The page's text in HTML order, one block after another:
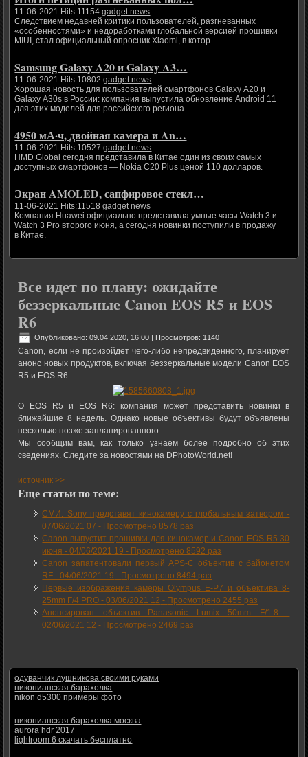
11-06-2021 Hits:11154gadget news
Следствием недавней критики пользователей, разгневанных
«особенностями» и недоработками глобальной версией прошивки
MIUI, стал официальный опросник Xiaomi, в котор...
Samsung Galaxy A20 и Galaxy A3…
11-06-2021 Hits:10802gadget news
Хорошая новость для пользователей смартфонов Galaxy A20 и
Galaxy A30s в России: компания выпустила обновление Android 11
для этих моделей для российского региона.
4950 мА·ч, двойная камера и An…
11-06-2021 Hits:10527gadget news
HMD Global сегодня представила в Китае один из своих самых
доступных смартфонов — Nokia C20 Plus ценой 110 долларов.
Экран AMOLED, сапфировое стекл…
11-06-2021 Hits:11518gadget news
Компания Huawei официально представила умные часы Watch 3 и
Watch 3 Pro второго июня, а сегодня новинки поступили в продажу
в Китае.
Все идет по плану: ожидайте
беззеркальные Canon EOS R5 и EOS
R6
Опубликовано: 09.04.2020, 16:00 | Просмотров: 1140
Canon, если не произойдет чего-либо непредвиденного, планирует
анонс новых продуктов, включая беззеркальные модели Canon EOS
R5 и EOS R6.
О EOS R5 и EOS R6: компания может представить новинки в
ближайшие 8 недель. Однако новые объективы будут объявлены
несколько позже запланированного.
Мы сообщим вам, как только узнаем более подробно об этих
сведениях. Следите за новостями на DPhotoWorld.net!
источник >>
Еще статьи по теме:
СМИ: Sony представят кинокамеру с глобальным затвором -
07/06/2021 07 - Просмотрено 8578 раз
Canon выпустит прошивки для кинокамер и Canon EOS R5 30
июня -04/06/2021 19 - Просмотрено 8592 раз
Canon запатентовали первый APS-C объектив с байонетом
RF -04/06/2021 19 - Просмотрено 8494 раз
Первые изображения камеры Olympus E-P7 и объектива 8-
25mm F/4 PRO -03/06/2021 12 - Просмотрено 2455 раз
Анонсирован объектив Panasonic Lumix 50mm F/1.8 -
02/06/2021 12 - Просмотрено 2469 раз
одуванчик лушникова своими руками
никонианская барахолка
nikon d5300 примеры фото
никонианская барахолка москва
aurora hdr 2017
lightroom 6 скачать бесплатно